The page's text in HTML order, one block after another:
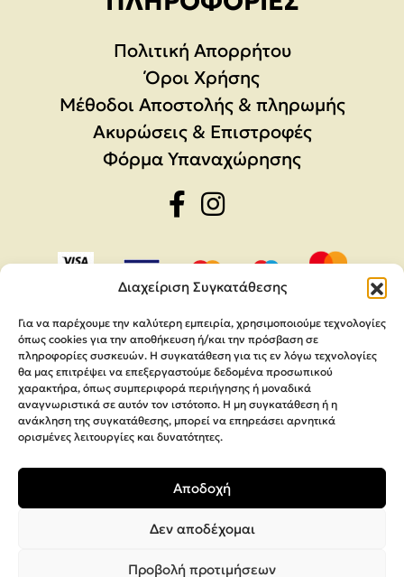
Διαχείριση Συγκατάθεσης
Για να παρέχουμε την καλύτερη εμπειρία, χρησιμοποιούμε τεχνολογίες
όπως cookies για την αποθήκευση ή/και την πρόσβαση σε
πληροφορίες συσκευών. Η συγκατάθεση για τις εν λόγω τεχνολογίες
θα μας επιτρέψει να επεξεργαστούμε δεδομένα προσωπικού
χαρακτήρα, όπως συμπεριφορά περιήγησης ή μοναδικά
αναγνωριστικά σε αυτόν τον ιστότοπο. Η μη συγκατάθεση ή η
ανάκληση της συγκατάθεσης, μπορεί να επηρεάσει αρνητικά
ορισμένες λειτουργίες και δυνατότητες.
Αποδοχή
Δεν αποδέχομαι
Προβολή προτιμήσεων
Πολιτική Απορρήτου
Όροι Χρήσης
Μέθοδοι Αποστολής & πληρωμής
Ακυρώσεις & Επιστροφές
Φόρμα Υπαναχώρησης
MEGA Parras
Interactive Net Solutions